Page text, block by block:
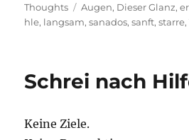
on
Thoughts
Tags
Augen, Dieser Glanz,
hle, langsam,sanados,sanft,starre,
Schrei nach
Keine Ziele.